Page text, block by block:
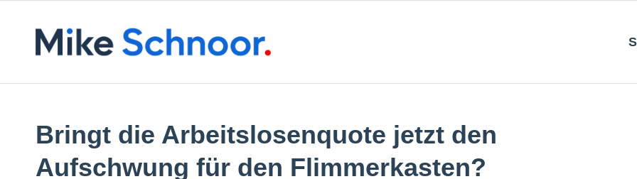
Bringt die Arbeitslosenquote jetzt den
Aufschwung für den Flimmerkasten?